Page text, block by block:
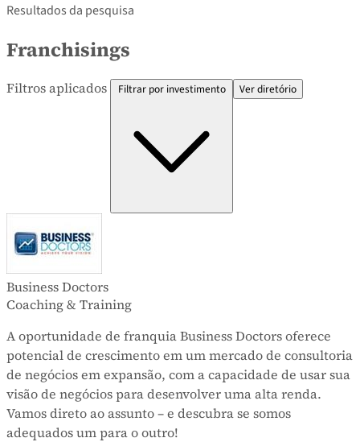
Resultados da pesquisa
Franchisings
Filtros aplicados Filtrar por investimento Ver diretório
Business Doctors
Coaching & Training
A oportunidade de franquia Business Doctors oferece
potencial de crescimento em um mercado de consultoria
de negócios em expansão, com a capacidade de usar sua
visão de negócios para desenvolver uma alta renda.
Vamos direto ao assunto – e descubra se somos
adequados um para o outro!